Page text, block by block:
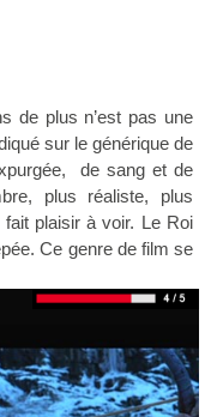
de plus n’est pas une
sur le générique de
de sang et de
plus réaliste, plus
plaisir à voir. Le Roi
Ce genre de film se